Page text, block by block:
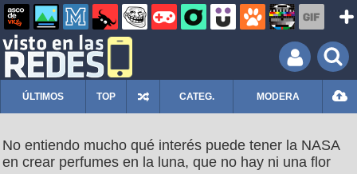
ÚLTIMOS TOP CATEG. MODERA
No entiendo mucho qué interés puede tener la NASA
en crear perfumes en la luna, que no hay ni una flor